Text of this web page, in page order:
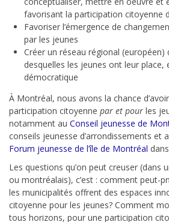
favorisant la participation citoyenne
Favoriser l’émergence de
par les jeunes
Créer un réseau régional (européen)
desquelles les jeunes ont leur place,
démocratique
À Montréal, nous avons la chance
participation citoyenne par et pour les
notamment au Conseil jeunesse de
conseils jeunesse d’arrondissements et
Forum jeunesse de l’île de Montréal
Les questions qu’on peut creuser (dans
ou montréalais), c’est : comment peut-
les municipalités offrent des espaces
citoyenne pour les jeunes? Comment
tous horizons, pour une participation